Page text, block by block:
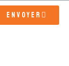
Envoyer